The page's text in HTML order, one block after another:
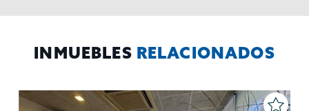
INMUEBLES RELACIONADOS